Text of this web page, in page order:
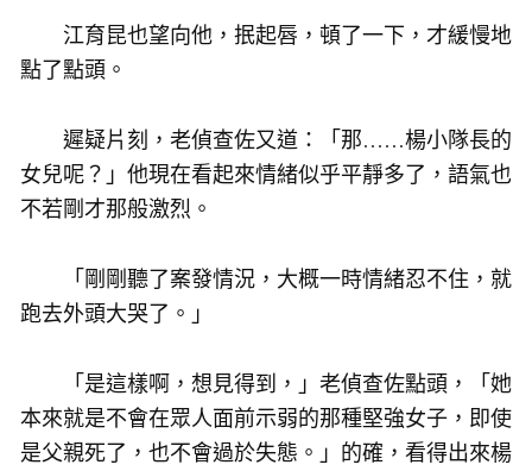
江育昆也望向他，抿起唇，頓了一下，才緩慢地
點了點頭。
遲疑片刻，老偵查佐又道：「那……楊小隊長的
女兒呢？」他現在看起來情緒似乎平靜多了，語氣也
不若剛才那般激烈。
「剛剛聽了案發情況，大概一時情緒忍不住，就
跑去外頭大哭了。」
「是這樣啊，想見得到，」老偵查佐點頭，「她
本來就是不會在眾人面前示弱的那種堅強女子，即使
是父親死了，也不會過於失態。」的確，看得出來楊